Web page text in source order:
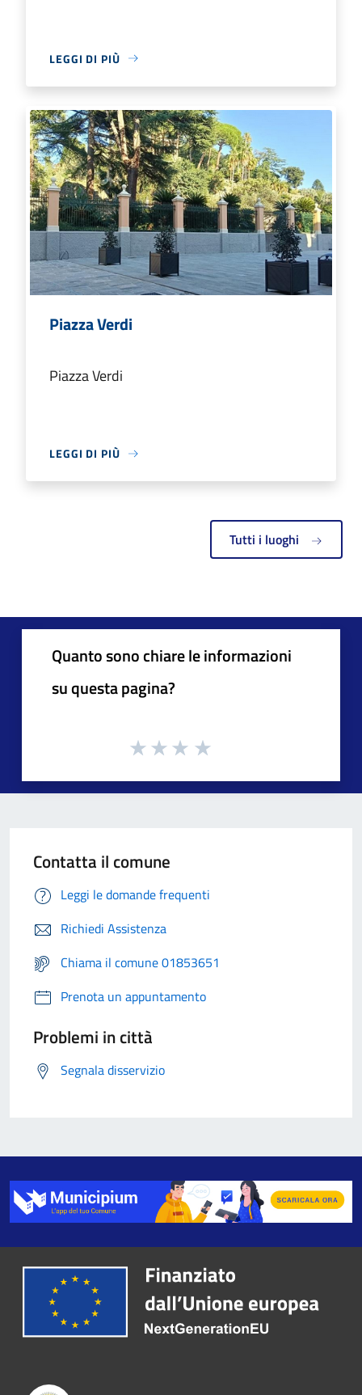
LEGGI DI PIÙ
Piazza Verdi
Piazza Verdi
LEGGI DI PIÙ
Tutti i luoghi
Quanto sono chiare le informazioni
su questa pagina?
Contatta il comune
Leggi le domande frequenti
Richiedi Assistenza
Chiama il comune 01853651
Prenota un appuntamento
Problemi in città
Segnala disservizio